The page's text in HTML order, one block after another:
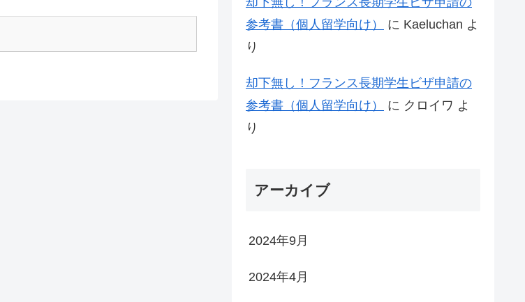
参考書（個人留学向け）
に Kaeluchan よ
り
却下無し！フランス長期学生ビザ申請の
参考書（個人留学向け）
に クロイワ よ
り
アーカイブ
2024年9月
2024年4月